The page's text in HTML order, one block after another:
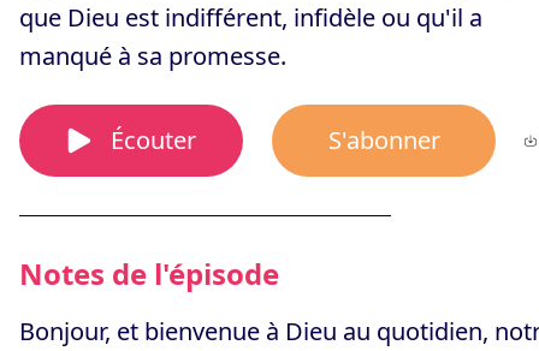
que Dieu est indifférent, infidèle ou qu'il a
manqué à sa promesse.
Écouter S'abonner
Notes de l'épisode
Bonjour, et bienvenue à Dieu au quotidien,